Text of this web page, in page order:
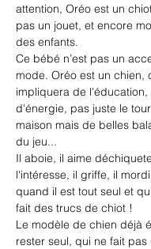
attention, Oréo est un
pas un jouet, et encore
des enfants.
Ce bébé n’est pas un
mode. Oréo est un chien,
impliquera de
d'énergie, pas juste le
maison mais de belles
du jeu...
Il aboie, il aime
l'intéresse, il griffe, il
quand il est tout seul et
fait des trucs de chiot !
Le modèle de chien déjà
rester seul, qui ne fait